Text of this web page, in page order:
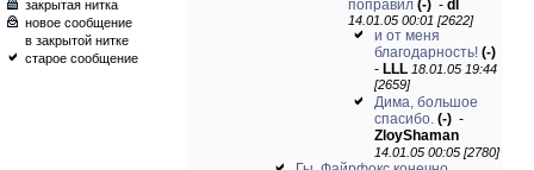
закрытая нитка
новое сообщение
в закрытой нитке
старое сообщение
поправил (-) - dl
14.01.05 00:01 [2622]
и от меня
благодарность! (-)
- LLL 18.01.05 19:44
[2659]
Дима, большое
спасибо. (-) -
ZloyShaman
14.01.05 00:05 [2780]